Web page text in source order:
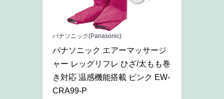
パナソニック(Panasonic)
パナソニック エアーマッサージ
ャー レッグリフレ ひざ/太もも巻
き対応 温感機能搭載 ピンク EW-
CRA99-P